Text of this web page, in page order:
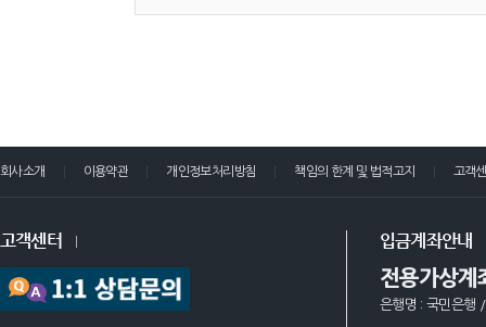
회사소개 이용약관 개인정보처리방침 책임의 한계 및 법적고지 고객
고객센터 입금계좌안내
전용가상계
은행명 : 국민은행